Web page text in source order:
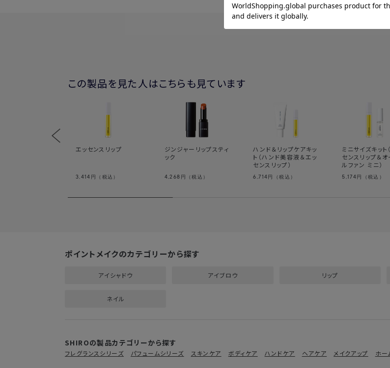
この製品を見た人はこちらも見ています
エッセンスリップ
3,414 円（税込）
ジンジャーリップスティ
ック
4,268 円（税込）
ハンド＆リップケアキッ
ト（ハンド美容液＆エッ
センスリップ）
6,714 円（税込）
ミニサイズキット
センスリップ＆
ルファン ミニ）
5,174 円（税込）
ポイントメイクのカテゴリーから探す
アイシャドウ アイブロウ リップ
ネイル
SHIROの製品カテゴリーから探す
フレグランスシリーズ パフュームシリーズ スキンケア ボディケア ハンドケア ヘアケア メイクアップ ホー